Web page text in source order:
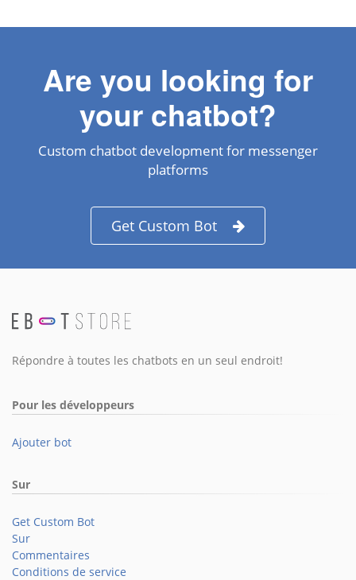
Are you looking for
your chatbot?
Custom chatbot development for messenger
platforms
Get Custom Bot
Répondre à toutes les chatbots en un seul endroit!
Pour les développeurs
Ajouter bot
Sur
Get Custom Bot
Sur
Commentaires
Conditions de service